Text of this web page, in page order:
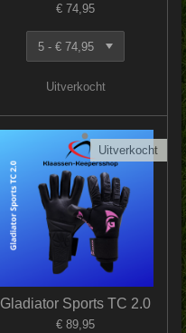
€ 74,95
Uitverkocht
Uitverkocht
Gladiator Sports TC 2.0
€ 89,95